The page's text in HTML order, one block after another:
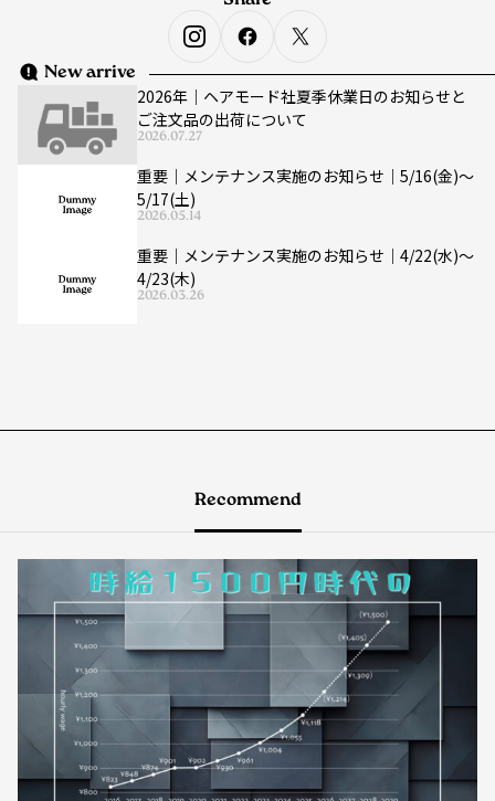
New arrive
2026年｜ヘアモード社夏季休業日のお知らせと
ご注文品の出荷について
2026.07.27
重要｜メンテナンス実施のお知らせ｜5/16(金)〜
5/17(土)
2026.05.14
重要｜メンテナンス実施のお知らせ｜4/22(水)〜
4/23(木)
2026.03.26
Recommend